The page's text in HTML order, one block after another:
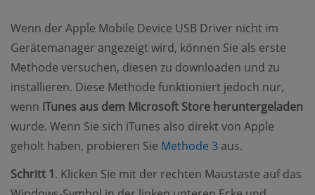
Wenn der Apple Mobile Device USB Driver nicht im
Gerätemanager angezeigt wird, können Sie als erste
Methode versuchen, diesen zu downloaden und zu
installieren. Diese Methode funktioniert jedoch nur,
wenn iTunes aus dem Microsoft Store heruntergeladen
wurde. Wenn Sie sich iTunes also direkt von Apple
geholt haben, probieren Sie Methode 3 (opens new
aus.
Schritt 1. Klicken Sie mit der rechten Maustaste auf das